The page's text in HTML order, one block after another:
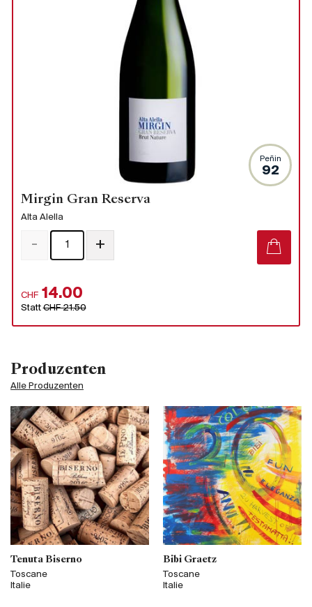
Produzenten
Alle Produzenten
Tenuta Biserno
Toscane
Italie
Bibi Graetz
Toscane
Italie
Peñin
92
Mirgin Gran Reserva
Alta Alella
CHF 14.00
StattCHF 21.50
- +